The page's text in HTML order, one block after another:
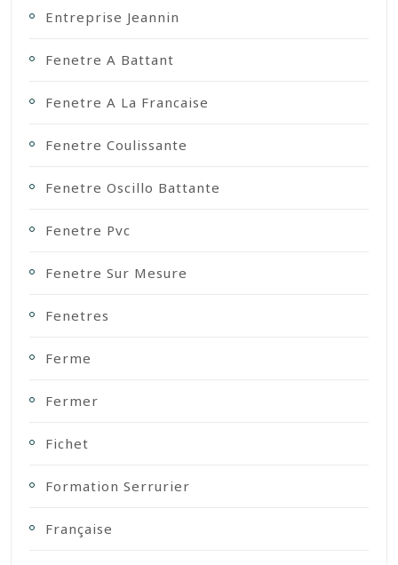
Entreprise Jeannin
Fenetre A Battant
Fenetre A La Francaise
Fenetre Coulissante
Fenetre Oscillo Battante
Fenetre Pvc
Fenetre Sur Mesure
Fenetres
Ferme
Fermer
Fichet
Formation Serrurier
Française